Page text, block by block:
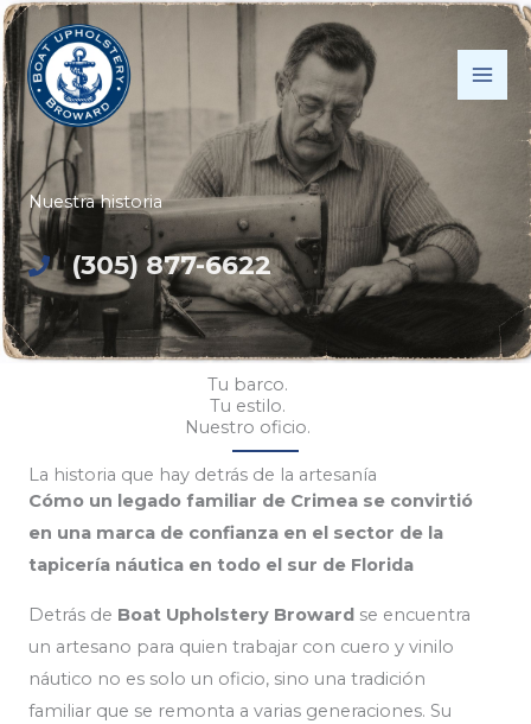
Ir
al
contenido
Nuestra historia
(305) 877-6622
Tu barco.
Tu estilo.
Nuestro oficio.
La historia que hay detrás de la artesanía
Cómo un legado familiar de Crimea se convirtió
en una marca de confianza en el sector de la
tapicería náutica en todo el sur de Florida
Detrás de Boat Upholstery Broward se encuentra
un artesano para quien trabajar con cuero y vinilo
náutico no es solo un oficio, sino una tradición
familiar que se remonta a varias generaciones. Su